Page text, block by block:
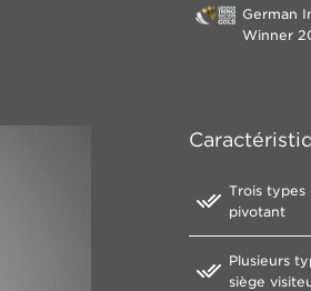
German
Winner
Trois types
pivotant
Plusieurs
siège